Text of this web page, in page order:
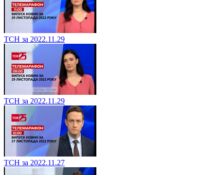
ТСН за 2022.11.29
ТСН за 2022.11.29
ТСН за 2022.11.27